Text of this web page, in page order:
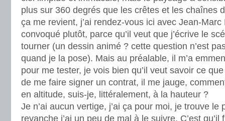
plus sur 360 degrés que les crêtes et les chaînes
ça me revient, j’ai rendez-vous ici avec Jean-Marc
convoqué plutôt, parce qu’il veut que j’écrive le
tourner (un dessin animé ? cette question n’est
quand je la pose). Mais au préalable, il m’a
pour me tester, je vois bien qu’il veut savoir ce
de me faire signer un contrat, il me jauge,
en altitude, suis-je, littéralement, à la hauteur ?
Je n’ai aucun vertige, j’ai ça pour moi, je trouve le
revanche j’ai un peu de mal à le suivre. C’est